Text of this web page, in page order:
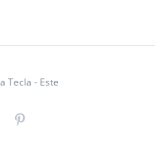
Tecla - Este